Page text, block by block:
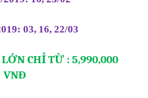
03, 16, 22/03
CHỈ TỪ : 5,990,000
VNĐ